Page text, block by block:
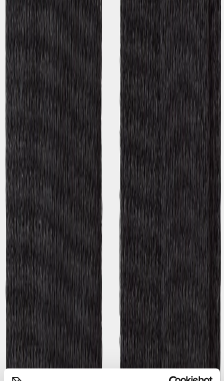
basierend auf 1 Bewertungen